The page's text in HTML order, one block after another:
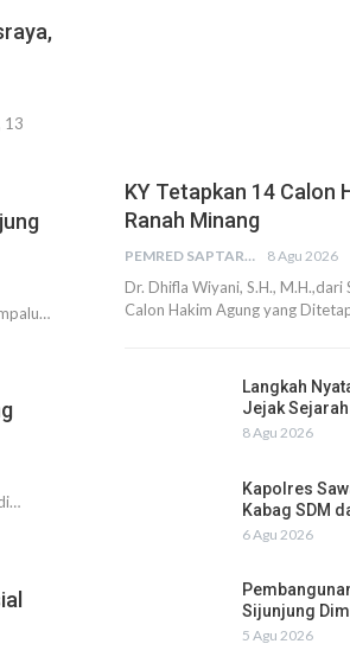
13
KY Tetapkan 14 Calon
Ranah Minang
PEMRED SAPTARIUS 8 Agu 2026
Dr. Dhifla Wiyani, S.H.,
Calon Hakim Agung yang
Langkah
Jejak
8 Agu 2026
Kapolres
Kabag SDM
6 Agu 2026
Sijunjung
5 Agu 2026